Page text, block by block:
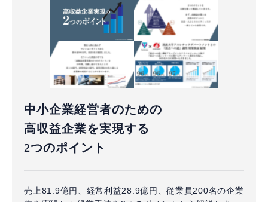
中小企業経営者のための
高収益企業を実現する
2つのポイント
売上81.9億円、経常利益28.9億円、従業員200名の企業